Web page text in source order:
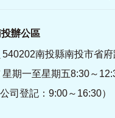
辦公區
540202南投縣南投市省府
星期一至星期五8:30～
公司登記：9:00～16:30）